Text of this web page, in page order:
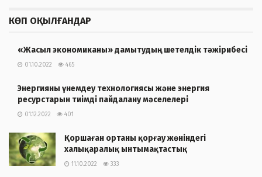
КӨП ОҚЫЛҒАНДАР
«Жасыл экономиканы» дамытудың шетелдік тәжірибесі
01.10.2022 465
Энергияны үнемдеу технологиясы және энергия
ресурстарын тиімді пайдалану мәселелері
01.12.2022 401
Қоршаған ортаны қорғау жөніндегі
халықаралық ынтымақтастық
11.10.2022 333